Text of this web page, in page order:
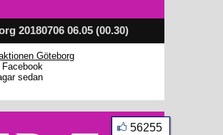
20180706 06.05 (00.30)
Göteborg
Facebook
sedan
56255